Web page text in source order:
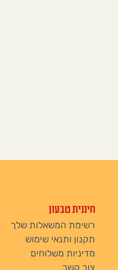
חיננית טבעון
רשימת המשאלות שלך
תקנון ותנאי שימוש
מדיניות משלוחים
צור קשר